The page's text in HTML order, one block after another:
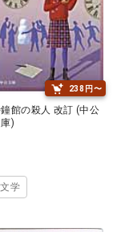
238円〜
館の殺人 改訂 (中公
)
学